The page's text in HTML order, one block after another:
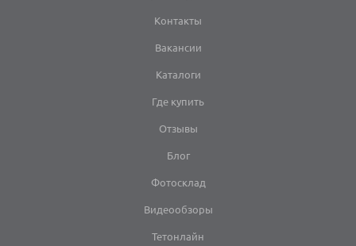
Контакты
Вакансии
Каталоги
Где купить
Отзывы
Блог
Фотосклад
Видеообзоры
Тетонлайн